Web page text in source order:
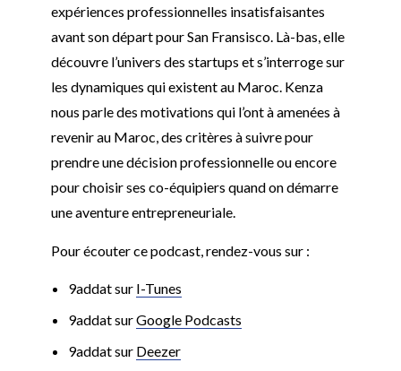
expériences professionnelles insatisfaisantes
avant son départ pour San Fransisco. Là-bas, elle
découvre l’univers des startups et s’interroge sur
les dynamiques qui existent au Maroc. Kenza
nous parle des motivations qui l’ont à amenées à
revenir au Maroc, des critères à suivre pour
prendre une décision professionnelle ou encore
pour choisir ses co-équipiers quand on démarre
une aventure entrepreneuriale.
Pour écouter ce podcast, rendez-vous sur :
9addat sur I-Tunes
9addat surGoogle Podcasts
9addat sur Deezer